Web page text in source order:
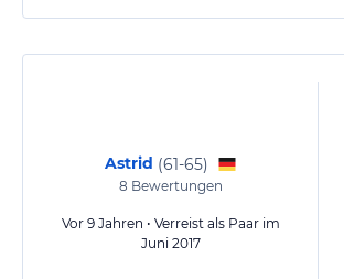
Astrid (61-65)
8 Bewertungen
Vor 9 Jahren • Verreist als Paar im
Juni 2017